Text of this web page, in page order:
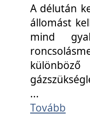
A délután
állomást
mind
...
Tovább